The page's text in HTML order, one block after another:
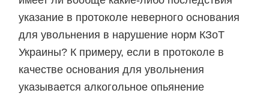
указание в протоколе неверного основания
для увольнения в нарушение норм КЗоТ
Украины? К примеру, если в протоколе в
качестве основания для увольнения
указывается алкогольное опьянение